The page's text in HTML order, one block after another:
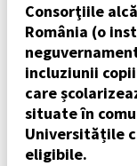
Consorţiile
România (o
incluziunii
care
situate în
Universitățile
eligibile.